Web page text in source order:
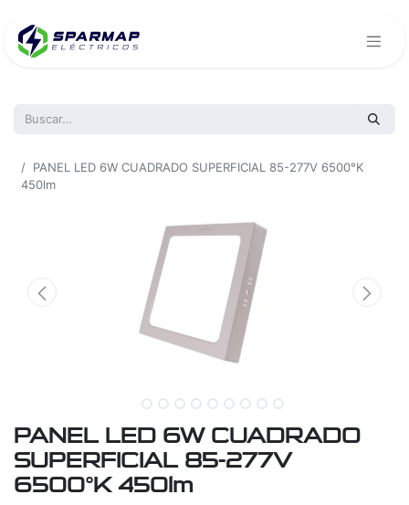
PANEL LED 6W CUADRADO SUPERFICIAL 85-277V 6500°K
450lm
PANEL LED 6W CUADRADO
SUPERFICIAL 85-277V
6500°K 450lm